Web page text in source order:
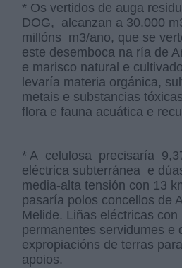
* Os vertidos de auga
DOG, alcanzan a 30.000
millóns m3/ano, que se
este desemboca na ría de
e marisco natural e
levaría materia orgánica,
metais e substancias
flora e fauna acuática e
* A celulosa precisaría
eléctrica subterránea e
media-alta tensión con 13
pasaría polos concellos de
Melide. Liñas eléctricas con
permanentes servidumes e
expropiacións de terras
apoios.